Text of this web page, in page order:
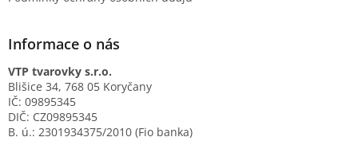
Informace o nás
VTP tvarovky s.r.o.
Blišice 34, 768 05 Koryčany
IČ: 09895345
DIČ: CZ09895345
B. ú.: 2301934375/2010 (Fio banka)